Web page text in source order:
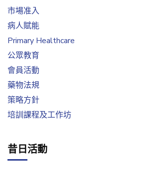
市場准入
病人賦能
Primary Healthcare
公眾教育
會員活動
藥物法規
策略方針
培訓課程及工作坊
昔日活動